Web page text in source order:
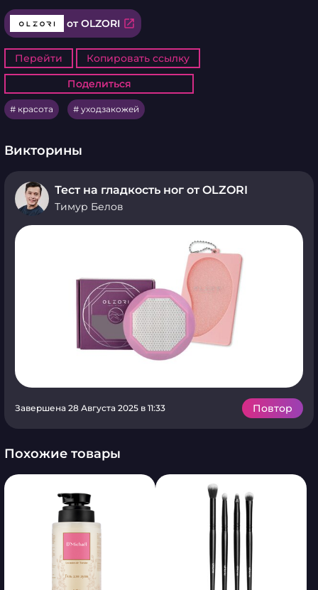
от OLZORI open_in_new
Перейти
Копировать ссылку
Поделиться
Поделиться
красота уходзакожей
Викторины
Тест на гладкость ног от OLZORI
Тимур Белов
Завершена 28 Августа 2025 в 11:33 Повтор
Похожие товары